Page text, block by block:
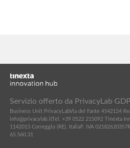
Servizio offerto da PrivacyLab
Business Unit PrivacyLabVia del Fante 4542124
info@privacylab.itTel. +39 0522 215092 Tinexta
11 42015 Correggio (RE), ItaliaP. IVA 02182620357
65.560,31